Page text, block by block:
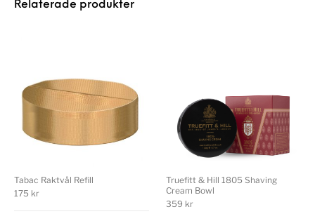
Relaterade produkter
Tabac Raktvål Refill
175 kr
Truefitt & Hill 1805 Shaving
Cream Bowl
359 kr